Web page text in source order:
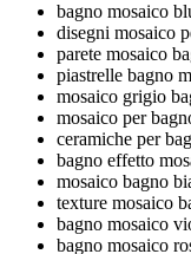
bagno mosaico
disegni mosaico
parete mosaico
piastrelle bagno
mosaico grigio
mosaico per
ceramiche per
bagno effetto
mosaico bagno
texture mosaico
bagno mosaico
bagno mosaico